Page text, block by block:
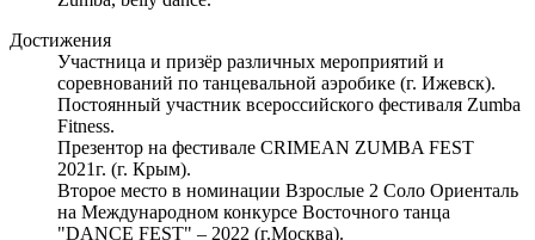
Достижения
Участница и призёр различных мероприятий и
соревнований по танцевальной аэробике (г. Ижевск).
Постоянный участник всероссийского фестиваля Zumba
Fitness.
Презентор на фестивале CRIMEAN ZUMBA FEST
2021г. (г. Крым).
Второе место в номинации Взрослые 2 Соло Ориенталь
на Международном конкурсе Восточного танца
"DANCE FEST" – 2022 (г.Москва).